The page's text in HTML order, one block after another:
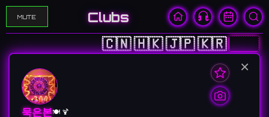
MUTE Clubs
🇨🇳🇭🇰🇯🇵🇰🇷🇺🇸
×
묵은본🍽️ 🍹